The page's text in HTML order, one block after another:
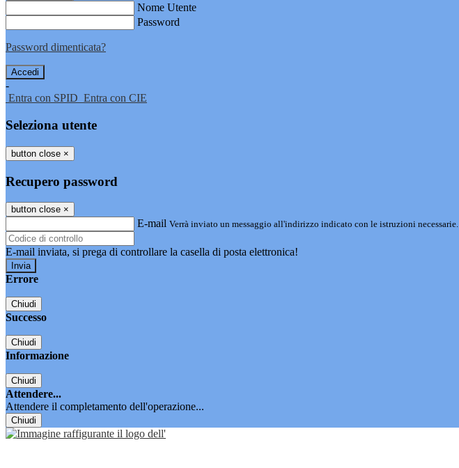
Nome Utente
Password
Password dimenticata?
-
Entra con SPID Entra con CIE
Seleziona utente
button close ×
Recupero password
button close ×
E-mail Verrà inviato un messaggio all'indirizzo indicato con le istruzioni necessarie.
E-mail inviata, si prega di controllare la casella di posta elettronica!
Errore
Chiudi
Successo
Chiudi
Informazione
Chiudi
Attendere...
Attendere il completamento dell'operazione...
Chiudi